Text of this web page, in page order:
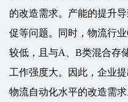
的改造需求。产能的提升
促等问题。同时，物流行
较低，且与A、B类混合存
工作强度大。因此，企业
物流自动化水平的改造需求